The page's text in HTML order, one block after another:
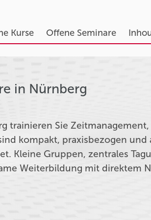
Kurse Offene Seminare
in Nürnberg
trainieren Sie
kompakt, praxisbezogen
Kleine Gruppen, zentrales
Weiterbildung mit direktem